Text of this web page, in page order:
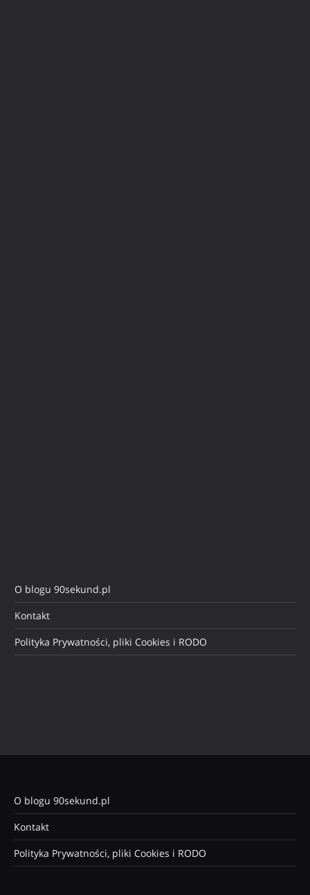
O blogu 90sekund.pl
Kontakt
Polityka Prywatności, pliki Cookies i RODO
O blogu 90sekund.pl
Kontakt
Polityka Prywatności, pliki Cookies i RODO